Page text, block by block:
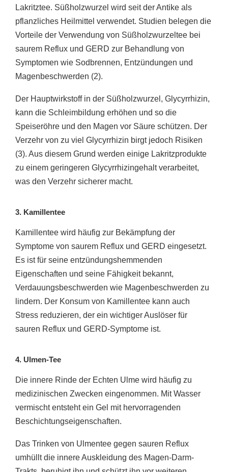
Lakritztee. Süßholzwurzel wird seit der Antike als
pflanzliches Heilmittel verwendet. Studien belegen die
Vorteile der Verwendung von Süßholzwurzeltee bei
saurem Reflux und GERD zur Behandlung von
Symptomen wie Sodbrennen, Entzündungen und
Magenbeschwerden (2).
Der Hauptwirkstoff in der Süßholzwurzel, Glycyrrhizin,
kann die Schleimbildung erhöhen und so die
Speiseröhre und den Magen vor Säure schützen. Der
Verzehr von zu viel Glycyrrhizin birgt jedoch Risiken
(3). Aus diesem Grund werden einige Lakritzprodukte
zu einem geringeren Glycyrrhizingehalt verarbeitet,
was den Verzehr sicherer macht.
3. Kamillentee
Kamillentee wird häufig zur Bekämpfung der
Symptome von saurem Reflux und GERD eingesetzt.
Es ist für seine entzündungshemmenden
Eigenschaften und seine Fähigkeit bekannt,
Verdauungsbeschwerden wie Magenbeschwerden zu
lindern. Der Konsum von Kamillentee kann auch
Stress reduzieren, der ein wichtiger Auslöser für
sauren Reflux und GERD-Symptome ist.
4. Ulmen-Tee
Die innere Rinde der Echten Ulme wird häufig zu
medizinischen Zwecken eingenommen. Mit Wasser
vermischt entsteht ein Gel mit hervorragenden
Beschichtungseigenschaften.
Das Trinken von Ulmentee gegen sauren Reflux
umhüllt die innere Auskleidung des Magen-Darm-